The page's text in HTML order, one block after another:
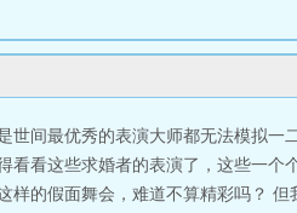
世间最优秀的表演大师都无法模拟
看看这些求婚者的表演了，这些一
样的假面舞会，难道不算精彩吗？